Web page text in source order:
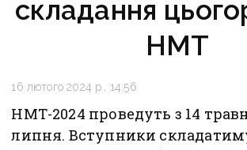
складання
НМТ
16 лютого 2024 р., 14:56
НМТ-2024 проведуть з 14
липня. Вступники